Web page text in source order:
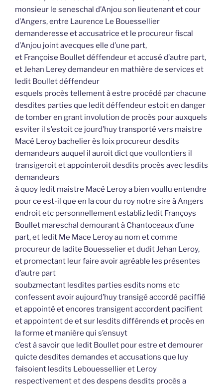
monsieur le seneschal d’Anjou son lieutenant et cour
d’Angers, entre Laurence Le Bouessellier
demanderesse et accusatrice et le procureur fiscal
d’Anjou joint avecques elle d’une part,
et Françoise Boullet déffendeur et accusé d’autre part,
et Jehan Lerey demandeur en mathière de services et
ledit Boullet déffendeur
esquels procès tellement à estre procédé par chacune
desdites parties que ledit déffendeur estoit en danger
de tomber en grant involution de procès pour auxquels
esviter il s’estoit ce jourd’huy transporté vers maistre
Macé Leroy bachelier ès loix procureur desdits
demandeurs auquel il auroit dict que voullontiers il
transigeroit et appointeroit desdits procès avec lesdits
demandeurs
à quoy ledit maistre Macé Leroy a bien voullu entendre
pour ce est-il que en la cour du roy notre sire à Angers
endroit etc personnellement establiz ledit Françoys
Boullet mareschal demourant à Chantoceaux d’une
part, et ledit Me Mace Leroy au nom et comme
procureur de ladite Bouesselier et dudit Jehan Leroy,
et promectant leur faire avoir agréable les présentes
d’autre part
soubzmectant lesdites parties esdits noms etc
confessent avoir aujourd’huy transigé accordé paciffié
et appointé et encores transigent accordent pacifient
et appointent de et sur lesdits différends et procès en
la forme et manière qui s’ensuyt
c’est à savoir que ledit Boullet pour estre et demourer
quicte desdites demandes et accusations que luy
faisoient lesdits Lebouessellier et Leroy
respectivement et des despens desdits procès a